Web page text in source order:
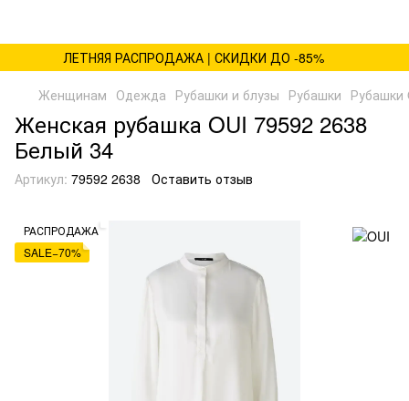
ЛЕТНЯЯ РАСПРОДАЖА | СКИДКИ ДО -85%
Женщинам Одежда Рубашки и блузы Рубашки Рубашки
Женская рубашка OUI 79592 2638
Белый 34
Артикул: 79592 2638 Оставить отзыв
РАСПРОДАЖА
SALE−70%